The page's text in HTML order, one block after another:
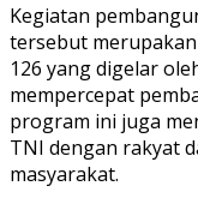
Kegiatan
tersebut
126 yang digelar
mempercepat
program ini juga
TNI dengan rakyat
masyarakat.